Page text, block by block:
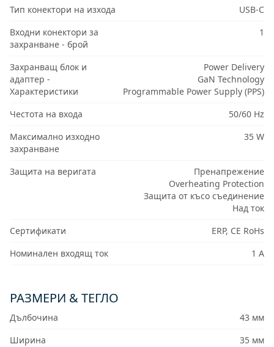
Тип конектори на изхода
USB-C
Входни конектори за
захранване - брой
1
Захранващ блок и
адаптер -
Характеристики
Power Delivery
GaN Technology
Programmable Power Supply (PPS)
Честота на входа
50/60 Hz
Максимално изходно
захранване
35 W
Защита на веригата
Пренапрежение
Overheating Protection
Защита от късо съединение
Над ток
Сертификати
ERP, CE RoHs
Номинален входящ ток
1 A
РАЗМЕРИ & ТЕГЛО
Дълбочина
43 мм
Ширина
35 мм